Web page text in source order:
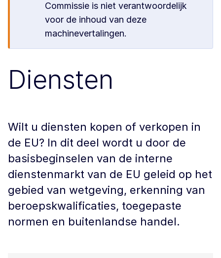
Commissie is niet verantwoordelijk
voor de inhoud van deze
machinevertalingen.
Diensten
Wilt u diensten kopen of verkopen in
de EU? In dit deel wordt u door de
basisbeginselen van de interne
dienstenmarkt van de EU geleid op het
gebied van wetgeving, erkenning van
beroepskwalificaties, toegepaste
normen en buitenlandse handel.